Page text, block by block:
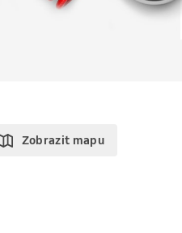
Zobrazit mapu